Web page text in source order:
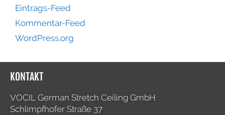
Eintrags-Feed
Kommentar-Feed
WordPress.org
KONTAKT
VOCIL German Stretch Ceiling GmbH
Schlimpfhofer Straße 37